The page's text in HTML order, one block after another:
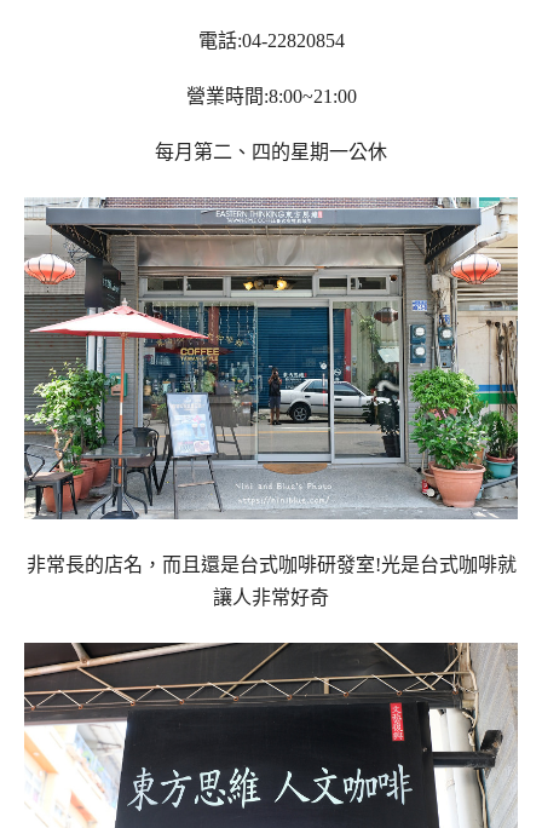
電話:04-22820854
營業時間:8:00~21:00
每月第二、四的星期一公休
非常長的店名，而且還是台式咖啡研發室!光是台式咖啡就
讓人非常好奇